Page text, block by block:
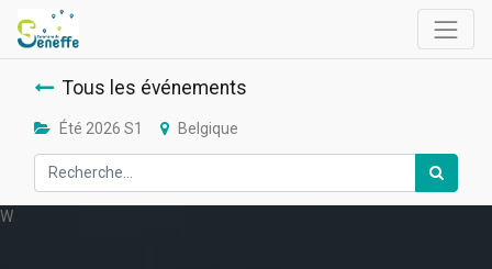
Tous les événements
Été 2026 S1 Belgique
W